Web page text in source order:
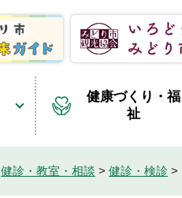
健康づくり・福
祉
健診・教室・相談 > 健診・検診 >